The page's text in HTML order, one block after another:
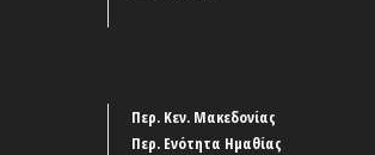
Περ. Κεν. Μακεδονίας
Περ. Ενότητα Ημαθίας